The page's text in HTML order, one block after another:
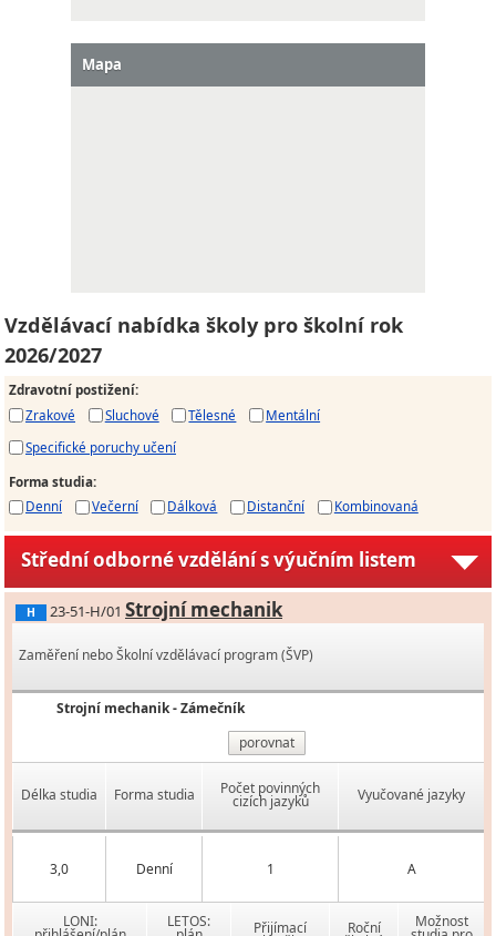
Mapa
Vzdělávací nabídka školy pro školní rok
2026/2027
Zdravotní postižení:
Zrakové
Sluchové Tělesné
Mentální
Specifické poruchy učení
Forma studia:
Denní
Večerní Dálková Distanční Kombinovaná
Střední odborné vzdělání s výučním listem
H 23-51-H/01 Strojní mechanik
Zaměření nebo Školní vzdělávací program (ŠVP)
Strojní mechanik - Zámečník
porovnat
Délka studia Forma studia Počet povinných
cizích jazyků Vyučované jazyky
3,0 Denní 1 A
LONI: LETOS: Přijímací Roční Možnost